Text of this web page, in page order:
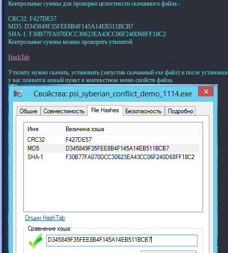
Контрольные суммы для проверки целостности скачанного файла -
CRC32: F427DE57
MD5: D345849F35FEE8B4F145A14EB511BCB7
SHA-1: F30B77FA070DCC30623EA43CC06F240D68FF18C2
Контрольные суммы можно проверить утилитой
HashTab
Утилиту нужно скачать, установить (запустив скачанный exe файл) и после установки
у вас появится новый пункт в контекстном меню свойств файла.